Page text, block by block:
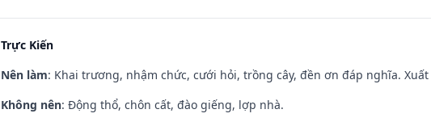
Trực Kiến
Nên làm: Khai trương, nhậm chức, cưới hỏi, trồng cây, đền ơn đáp nghĩa.
Không nên: Động thổ, chôn cất, đào giếng, lợp nhà.